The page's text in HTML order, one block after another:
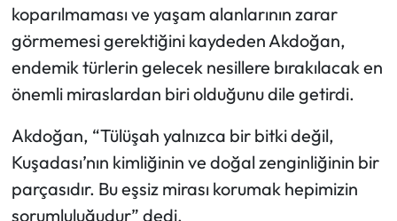
koparılmaması ve yaşam alanlarının zarar
görmemesi gerektiğini kaydeden Akdoğan,
endemik türlerin gelecek nesillere bırakılacak en
önemli miraslardan biri olduğunu dile getirdi.
Akdoğan, “Tülüşah yalnızca bir bitki değil,
Kuşadası’nın kimliğinin ve doğal zenginliğinin bir
parçasıdır. Bu eşsiz mirası korumak hepimizin
sorumluluğudur” dedi.